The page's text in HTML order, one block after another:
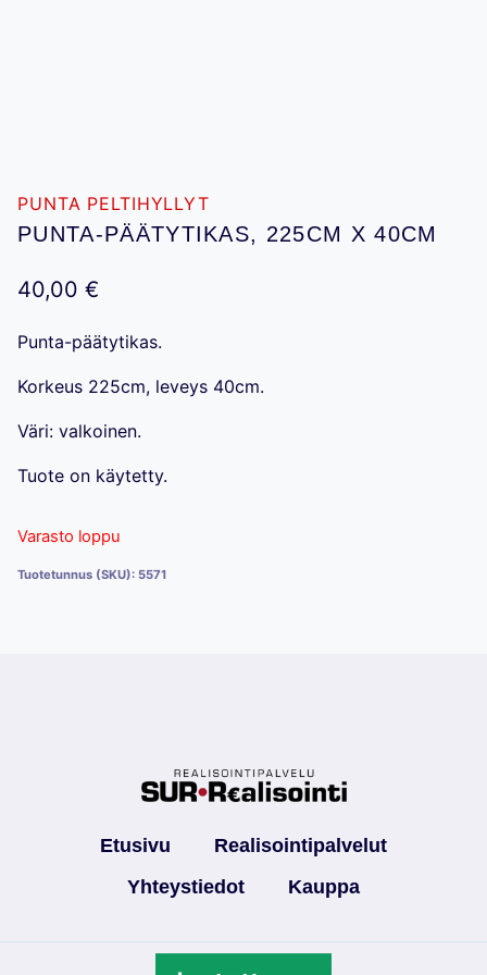
PUNTA PELTIHYLLYT
PUNTA-PÄÄTYTIKAS, 225CM X 40CM
40,00 €
Punta-päätytikas.
Korkeus 225cm, leveys 40cm.
Väri: valkoinen.
Tuote on käytetty.
Varasto loppu
Tuotetunnus (SKU): 5571
Etusivu
Realisointipalvelut
Yhteystiedot
Kauppa